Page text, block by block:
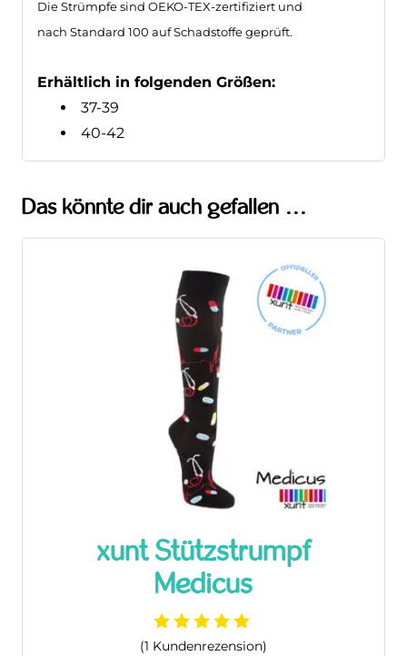
nach Standard 100 auf Schadstoffe geprüft.
Erhältlich in folgenden Größen:
37-39
Das könnte dir auch gefallen …
xunt Stützstrumpf
Medicus